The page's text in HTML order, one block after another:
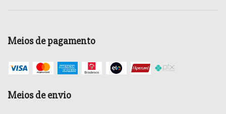
Meios de pagamento
Meios de envio